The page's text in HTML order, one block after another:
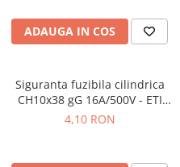
ADAUGA IN COS
Siguranta fuzibila cilindrica
CH10x38 gG 16A/500V - ETI
002651019
4,10 RON